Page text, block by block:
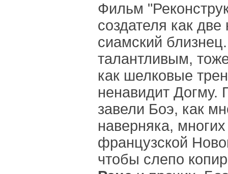
Фильм
создателя как
сиамский
талантливым,
как шелковые
ненавидит Догму.
завели Боэ, как
наверняка,
французской
чтобы слепо